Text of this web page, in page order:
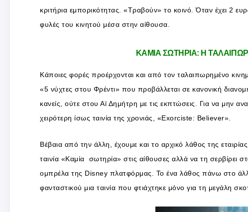
κριτήρια εμπορικότητας. «Τραβούν» το κοινό. Όταν έχει 2
φυλές του κινητού μέσα στην αίθουσα.
ΚΑΜΙΑ ΣΩΤΗΡΙΑ: Η
Κάποιες φορές προέρχονται και από τον ταλαιπωρημένο
«5 νύχτες στου Φρέντι» που προβάλλεται σε κανονική
κανείς, ούτε στου Αϊ Δημήτρη με τις εκπτώσεις. Για να μην
χειρότερη ίσως ταινία της χρονιάς, «Exorciste: Believer».
Βέβαια από την άλλη, έχουμε και το αρχικό λάθος της
ταινία «Καμία σωτηρία» στις αίθουσες αλλά να τη
ομπρέλα της Disney πλατφόρμας. Το ένα λάθος πάνω στο
φανταστικού μια ταινία που φτιάχτηκε μόνο για τη μεγάλη